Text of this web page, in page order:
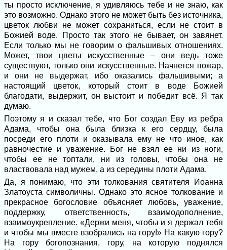
ты просто исключение, я удивляюсь тебе и не знаю, как
это возможно. Однако этого не может быть без источника,
цветок любви не может сохраниться, если не стоит в
Божией воде. Просто так этого не бывает, он завянет.
Если только мы не говорим о фальшивых отношениях.
Может, твои цветы искусственные – они ведь тоже
существуют, только они искусственные. Начнется пожар,
и они не выдержат, ибо оказались фальшивыми; а
настоящий цветок, который стоит в воде Божией
благодати, выдержит, он выстоит и победит всё. Я так
думаю.
Поэтому я и сказал тебе, что Бог создал Еву из ребра
Адама, чтобы она была близка к его сердцу, была
посреди его плоти и оказывала ему не что иное, как
равночестие и уважение. Бог не взял ее ни из ноги,
чтобы ее не топтали, ни из головы, чтобы она не
властвовала над мужем, а из середины плоти Адама.
Да, я понимаю, что эти толкования святителя Иоанна
Златоуста символичны. Однако это ясное толкование и
прекрасное богословие объясняет любовь, уважение,
поддержку, ответственность, взаимодополнение,
взаимоукрепление. «Держи меня, чтобы и я держал тебя
и чтобы мы вместе взобрались на гору!» На какую гору?
На гору богопознания, гору, на которую поднялся